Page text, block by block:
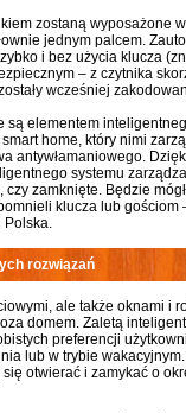
zostaną wyposażone
jednym palcem.
i bez użycia klucza
– z czytnika
wcześniej
są elementem
home, który nimi
antywłamaniowego.
systemu
czy zamknięte. Będzie
klucza lub gościom
Polska.
rozwiązań
ale także oknami i
domem. Zaletą
preferencji
lub w trybie
otwierać i zamykać o